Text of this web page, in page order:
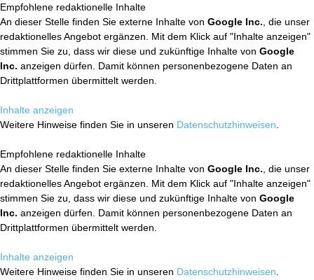
Empfohlene redaktionelle Inhalte
An dieser Stelle finden Sie externe Inhalte von Google Inc. , die unser
redaktionelles Angebot ergänzen. Mit dem Klick auf "Inhalte anzeigen"
stimmen Sie zu, dass wir diese und zukünftige Inhalte von Google
Inc. anzeigen dürfen. Damit können personenbezogene Daten an
Drittplattformen übermittelt werden.
Inhalte anzeigen
Weitere Hinweise finden Sie in unseren Datenschutzhinweisen
Empfohlene redaktionelle Inhalte
An dieser Stelle finden Sie externe Inhalte von Google Inc. , die unser
redaktionelles Angebot ergänzen. Mit dem Klick auf "Inhalte anzeigen"
stimmen Sie zu, dass wir diese und zukünftige Inhalte von Google
Inc. anzeigen dürfen. Damit können personenbezogene Daten an
Drittplattformen übermittelt werden.
Inhalte anzeigen
Weitere Hinweise finden Sie in unseren Datenschutzhinweisen